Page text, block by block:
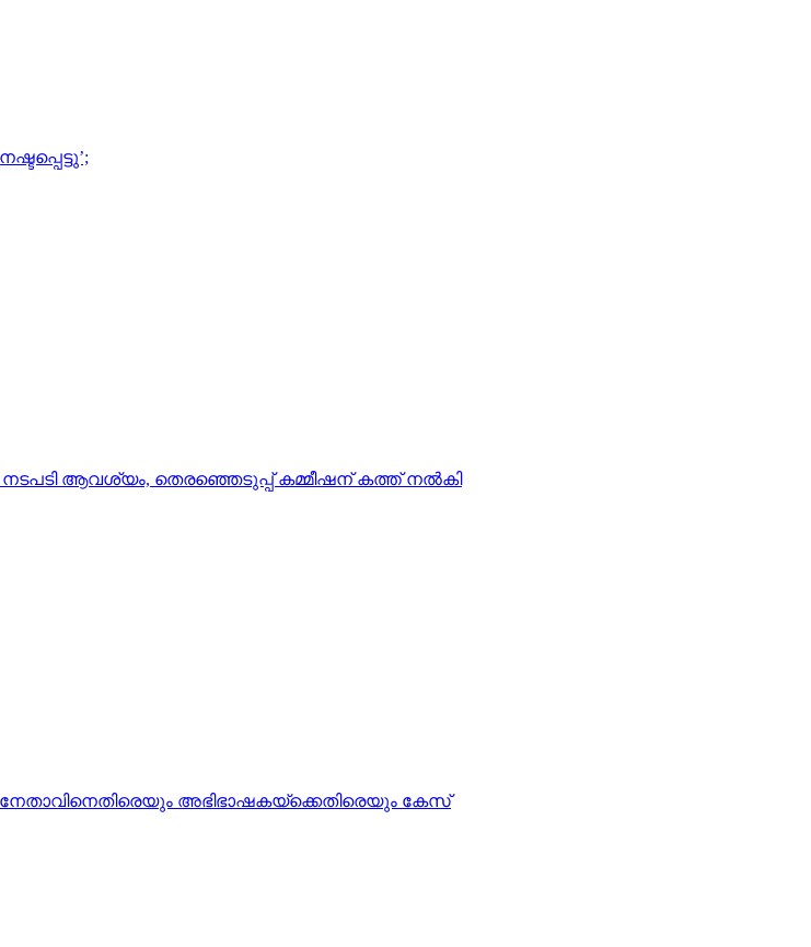
ആവശ്യം, തെരഞ്ഞെടുപ്പ് കമ്മീഷന് കത്ത് നൽകി
അഭിഭാഷകയ്‌ക്കെതിരെയും കേസ്‌